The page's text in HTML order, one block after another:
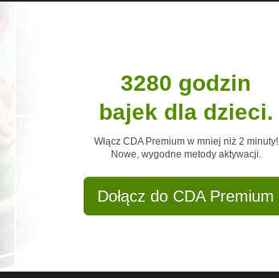
lub po prostu informacji, które
konspiracyjnych, przez nietypowe
-
3280 godzin
bajek dla dzieci.
Włącz CDA Premium w mniej niż 2 minuty!
Nowe, wygodne metody aktywacji.
Dołącz do CDA Premium